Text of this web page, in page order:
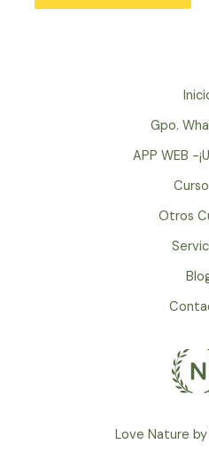
Gpo.
APP WEB -
Otros
Love Nature